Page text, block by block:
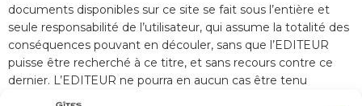
documents disponibles sur ce site se fait sous l’entière et
seule responsabilité de l’utilisateur, qui assume la totalité des
conséquences pouvant en découler, sans que l’EDITEUR
puisse être recherché à ce titre, et sans recours contre ce
dernier. L’EDITEUR ne pourra en aucun cas être tenu
responsable de tout dommage de quelque nature qu’il soit